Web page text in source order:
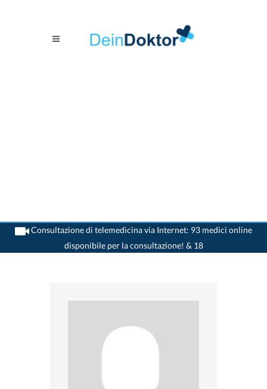
Consultazione di telemedicina via Internet: 93 medici online
disponibile per la consultazione! & 18
>Chirurgo>St. Gallen>Dr. Martin Gilg